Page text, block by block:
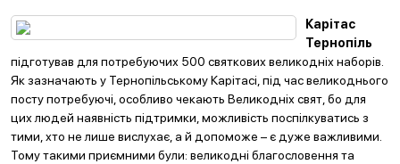
Карітас
Тернопіль
підготував для потребуючих 500 святкових великодніх наборів.
Як зазначають у Тернопільському Карітасі, під час великоднього
посту потребуючі, особливо чекають Великодніх свят, бо для
цих людей наявність підтримки, можливість поспілкуватись з
тими, хто не лише вислухає, а й допоможе – є дуже важливими.
Тому такими приємними були: великодні благословення та